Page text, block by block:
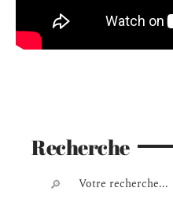
Recherche